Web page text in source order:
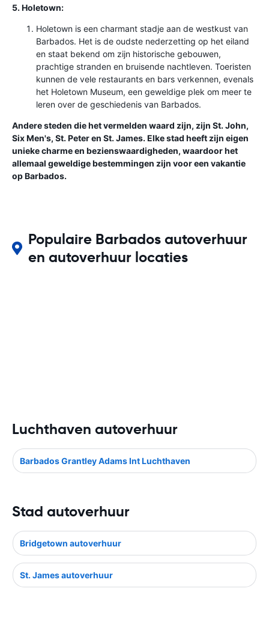
5. Holetown:
Holetown is een charmant stadje aan de westkust van
Barbados. Het is de oudste nederzetting op het eiland
en staat bekend om zijn historische gebouwen,
prachtige stranden en bruisende nachtleven. Toeristen
kunnen de vele restaurants en bars verkennen, evenals
het Holetown Museum, een geweldige plek om meer te
leren over de geschiedenis van Barbados.
Andere steden die het vermelden waard zijn, zijn St. John,
Six Men's, St. Peter en St. James. Elke stad heeft zijn eigen
unieke charme en bezienswaardigheden, waardoor het
allemaal geweldige bestemmingen zijn voor een vakantie
op Barbados.
Populaire Barbados autoverhuur
en autoverhuur locaties
Luchthaven autoverhuur
Barbados Grantley Adams Int Luchthaven
Stad autoverhuur
Bridgetown autoverhuur
St. James autoverhuur